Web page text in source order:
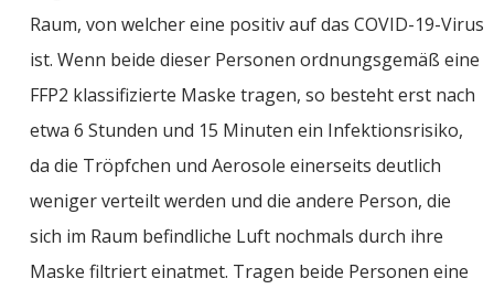
Raum, von welcher eine positiv auf das COVID-19-Virus
ist. Wenn beide dieser Personen ordnungsgemäß eine
FFP2 klassifizierte Maske tragen, so besteht erst nach
etwa 6 Stunden und 15 Minuten ein Infektionsrisiko,
da die Tröpfchen und Aerosole einerseits deutlich
weniger verteilt werden und die andere Person, die
sich im Raum befindliche Luft nochmals durch ihre
Maske filtriert einatmet. Tragen beide Personen eine